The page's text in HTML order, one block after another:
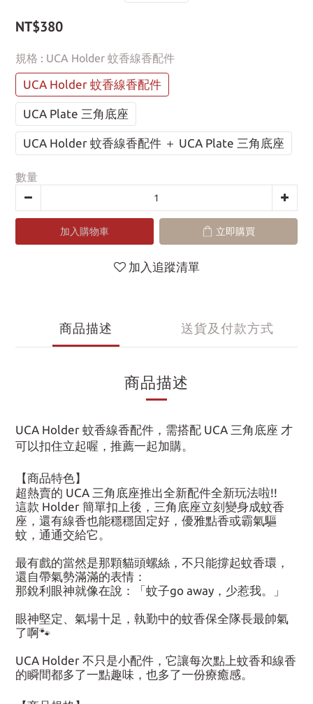
NT$380
規格 : UCA Holder 蚊香線香配件
UCA Holder 蚊香線香配件
UCA Plate 三角底座
UCA Holder 蚊香線香配件 ＋ UCA Plate 三角底座
數量
加入購物車 立即購買
加入追蹤清單
商品描述 送貨及付款方式
商品描述
UCA Holder 蚊香線香配件，需搭配 UCA 三角底座 才
可以扣住立起喔，推薦一起加購。
【商品特色】
超熱賣的 UCA 三角底座推出全新配件全新玩法啦!!
這款 Holder 簡單扣上後，三角底座立刻變身成蚊香
座，還有線香也能穩穩固定好，優雅點香或霸氣驅
蚊，通通交給它。
最有戲的當然是那顆貓頭螺絲，不只能撐起蚊香環，
還自帶氣勢滿滿的表情：
那銳利眼神就像在說：「蚊子go away，少惹我。」
眼神堅定、氣場十足，執勤中的蚊香保全隊長最帥氣
了啊🐾
UCA Holder 不只是小配件，它讓每次點上蚊香和線香
的瞬間都多了一點趣味，也多了一份療癒感。